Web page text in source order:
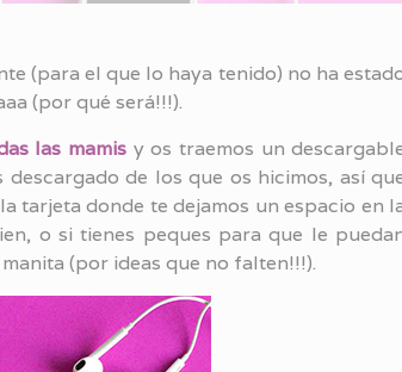
(para el que lo haya tenido) no ha
(por qué será!!!).
las mamis y os traemos un
de los que os hicimos, así
tarjeta donde te dejamos un espacio en
o si tienes peques para que le
(por ideas que no falten!!!).